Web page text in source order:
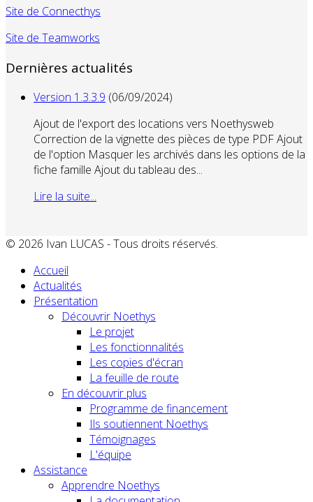
Site de Connecthys
Site de Teamworks
Dernières actualités
Version 1.3.3.9 (06/09/2024)
Ajout de l'export des locations vers Noethysweb
Correction de la vignette des pièces de type PDF Ajout
de l'option Masquer les archivés dans les options de la
fiche famille Ajout du tableau des...
Lire la suite...
© 2026 Ivan LUCAS - Tous droits réservés.
Accueil
Actualités
Présentation
Découvrir Noethys
Le projet
Les fonctionnalités
Les copies d'écran
La feuille de route
En découvrir plus
Programme de financement
Ils soutiennent Noethys
Témoignages
L'équipe
Assistance
Apprendre Noethys